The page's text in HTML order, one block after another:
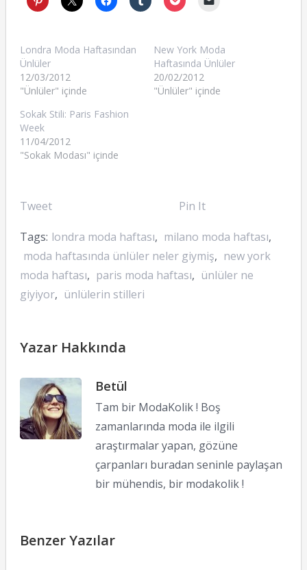
Londra Moda Haftasından
Ünlüler
12/03/2012
"Ünlüler" içinde
New York Moda
Haftasında Ünlüler
20/02/2012
"Ünlüler" içinde
Sokak Stili: Paris Fashion
Week
11/04/2012
"Sokak Modası" içinde
Tweet Pin It
Tags: londra moda haftası, milano moda haftası,
moda haftasında ünlüler neler giymiş, new york
moda haftası, paris moda haftası, ünlüler ne
giyiyor, ünlülerin stilleri
Yazar Hakkında
Betül
Tam bir ModaKolik ! Boş
zamanlarında moda ile ilgili
araştırmalar yapan, gözüne
çarpanları buradan seninle paylaşan
bir mühendis, bir modakolik !
Benzer Yazılar